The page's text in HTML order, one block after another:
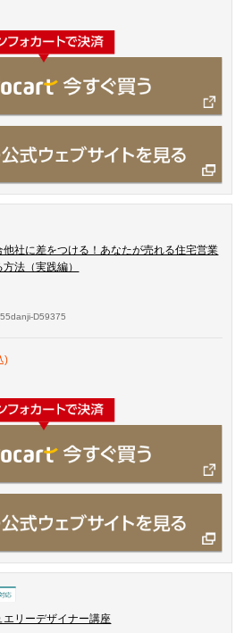
他社に差をつける！あなたが売れる住宅営業
法（実践編）
D59375
)
エリーデザイナー講座